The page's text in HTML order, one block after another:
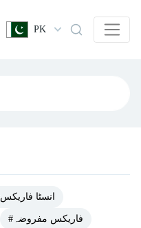
PK
#انسٹا فاریکس
#فاریکس مفروضہ